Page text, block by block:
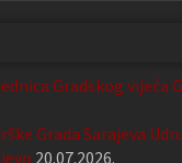
Gradskog vijeća
Grada Sarajeva
20.07.2026.